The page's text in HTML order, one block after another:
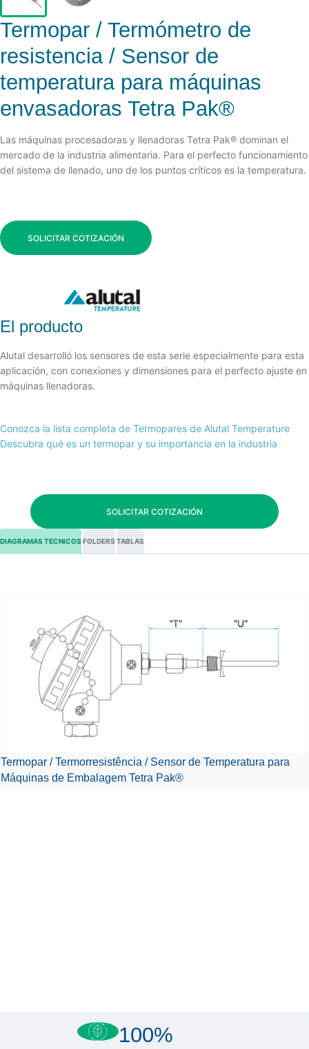
Termopar / Termómetro de
resistencia / Sensor de
temperatura para máquinas
envasadoras Tetra Pak®
Las máquinas procesadoras y llenadoras Tetra Pak® dominan el
mercado de la industria alimentaria. Para el perfecto funcionamiento
del sistema de llenado, uno de los puntos críticos es la temperatura.
SOLICITAR COTIZACIÓN
El producto
Alutal desarrolló los sensores de esta serie especialmente para esta
aplicación, con conexiones y dimensiones para el perfecto ajuste en
máquinas llenadoras.
Conozca la lista completa de Termopares de Alutal Temperature
Descubra qué es un termopar y su importancia en la industria
SOLICITAR COTIZACIÓN
DIAGRAMAS TECNICOS FOLDERS TABLAS
Termopar / Termorresistência / Sensor de Temperatura para
Máquinas de Embalagem Tetra Pak®
100%